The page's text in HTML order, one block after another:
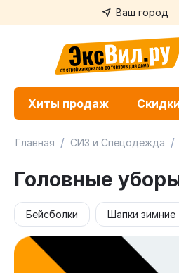
Ваш город
Хиты продаж Скидки
Главная / СИЗ и Спецодежда /
Головные
Бейсболки Шапки зимние